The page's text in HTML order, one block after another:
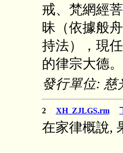
戒、梵網經
昧（依據般
持法），現
的律宗大德。
發行單位: 慈
2 XH_ZJLGS.rm
在家律概說,